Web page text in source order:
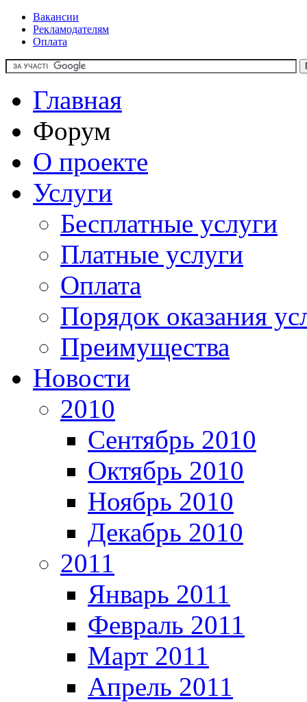
Вакансии
Рекламодателям
Оплата
Главная
Форум
О проекте
Услуги
Бесплатные услуги
Платные услуги
Оплата
Порядок оказания
Преимущества
Новости
2010
Сентябрь 2010
Октябрь 2010
Ноябрь 2010
Декабрь 2010
2011
Январь 2011
Февраль 2011
Март 2011
Апрель 2011